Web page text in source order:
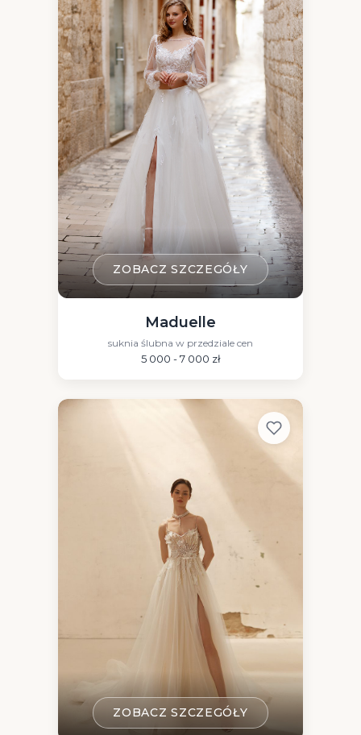
ZOBACZ SZCZEGÓŁY
Maduelle
suknia ślubna w przedziale cen
5 000 - 7 000 zł
ZOBACZ SZCZEGÓŁY